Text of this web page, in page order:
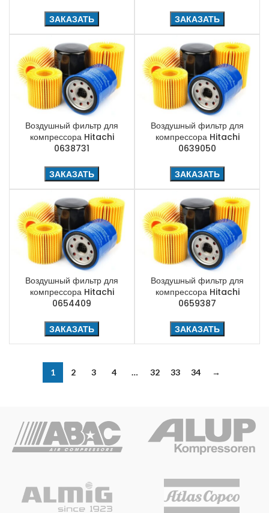
ЗАКАЗАТЬ ЗАКАЗАТЬ
Воздушный фильтр для
компрессора Hitachi
0638731
ЗАКАЗАТЬ
Воздушный фильтр для
компрессора Hitachi
0639050
ЗАКАЗАТЬ
Воздушный фильтр для
компрессора Hitachi
0654409
ЗАКАЗАТЬ
Воздушный фильтр для
компрессора Hitachi
0659387
ЗАКАЗАТЬ
1 2 3 4 … 32 33 34 →